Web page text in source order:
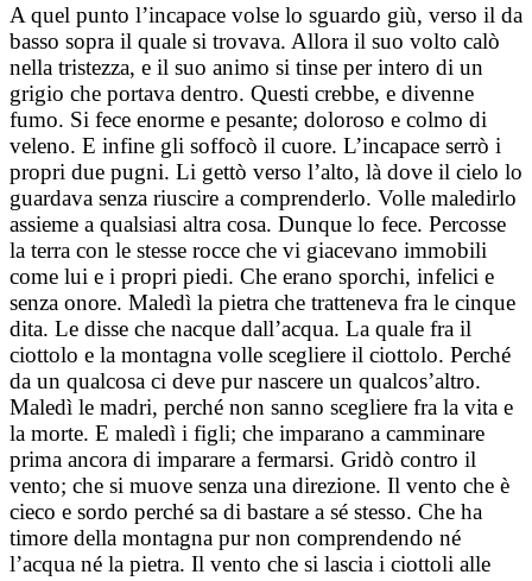
A quel punto l’incapace volse lo sguardo giù, verso il da
basso sopra il quale si trovava. Allora il suo volto calò
nella tristezza, e il suo animo si tinse per intero di un
grigio che portava dentro. Questi crebbe, e divenne
fumo. Si fece enorme e pesante; doloroso e colmo di
veleno. E infine gli soffocò il cuore. L’incapace serrò i
propri due pugni. Li gettò verso l’alto, là dove il cielo lo
guardava senza riuscire a comprenderlo. Volle maledirlo
assieme a qualsiasi altra cosa. Dunque lo fece. Percosse
la terra con le stesse rocce che vi giacevano immobili
come lui e i propri piedi. Che erano sporchi, infelici e
senza onore. Maledì la pietra che tratteneva fra le cinque
dita. Le disse che nacque dall’acqua. La quale fra il
ciottolo e la montagna volle scegliere il ciottolo. Perché
da un qualcosa ci deve pur nascere un qualcos’altro.
Maledì le madri, perché non sanno scegliere fra la vita e
la morte. E maledì i figli; che imparano a camminare
prima ancora di imparare a fermarsi. Gridò contro il
vento; che si muove senza una direzione. Il vento che è
cieco e sordo perché sa di bastare a sé stesso. Che ha
timore della montagna pur non comprendendo né
l’acqua né la pietra. Il vento che si lascia i ciottoli alle